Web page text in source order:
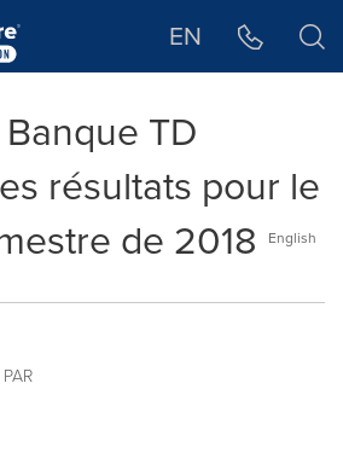
EN
TD
résultats pour le
de 2018
English